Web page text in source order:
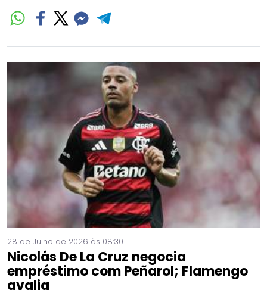
28 de Julho de 2026 às 08:30
Nicolás De La Cruz negocia
empréstimo com Peñarol; Flamengo
avalia